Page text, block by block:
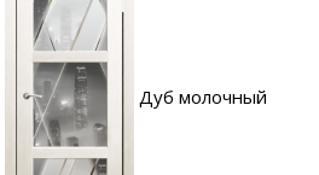
Дуб молочный